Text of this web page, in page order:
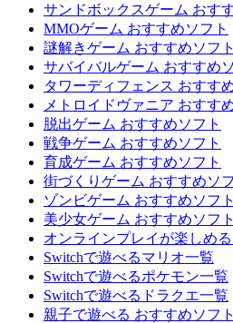
サンドボックスゲーム おす
MMOゲーム おすすめソフト
謎解きゲーム おすすめソフト
サバイバルゲーム おすすめ
タワーディフェンス おすす
メトロイドヴァニア おすす
脱出ゲーム おすすめソフト
戦争ゲーム おすすめソフト
育成ゲーム おすすめソフト
街づくりゲーム おすすめソ
ゾンビゲーム おすすめソフト
美少女ゲーム おすすめソフト
オンラインプレイが楽しめ
Switchで遊べるマリオ一覧
Switchで遊べるポケモン一覧
Switchで遊べるドラクエ一覧
親子で遊べる おすすめソフト